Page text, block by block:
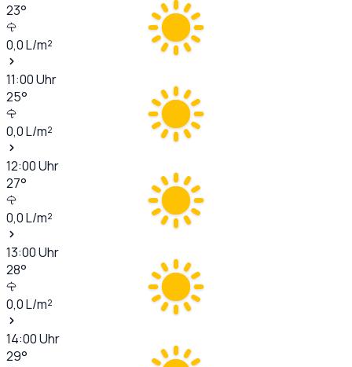
23°
0,0L/m²
11:00Uhr
25°
0,0L/m²
12:00Uhr
27°
0,0L/m²
13:00Uhr
28°
0,0L/m²
14:00Uhr
29°